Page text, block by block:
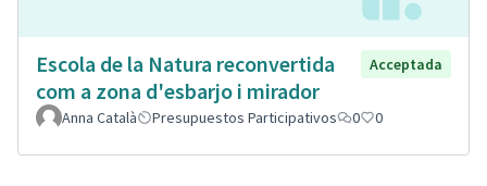
Escola de la Natura reconvertida
com a zona d'esbarjo i mirador
Acceptada
Anna Català Presupuestos Participativos 0 0